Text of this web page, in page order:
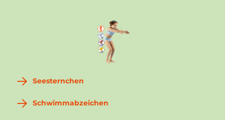
Seesternchen
Schwimmabzeichen